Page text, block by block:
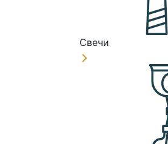
Свечи